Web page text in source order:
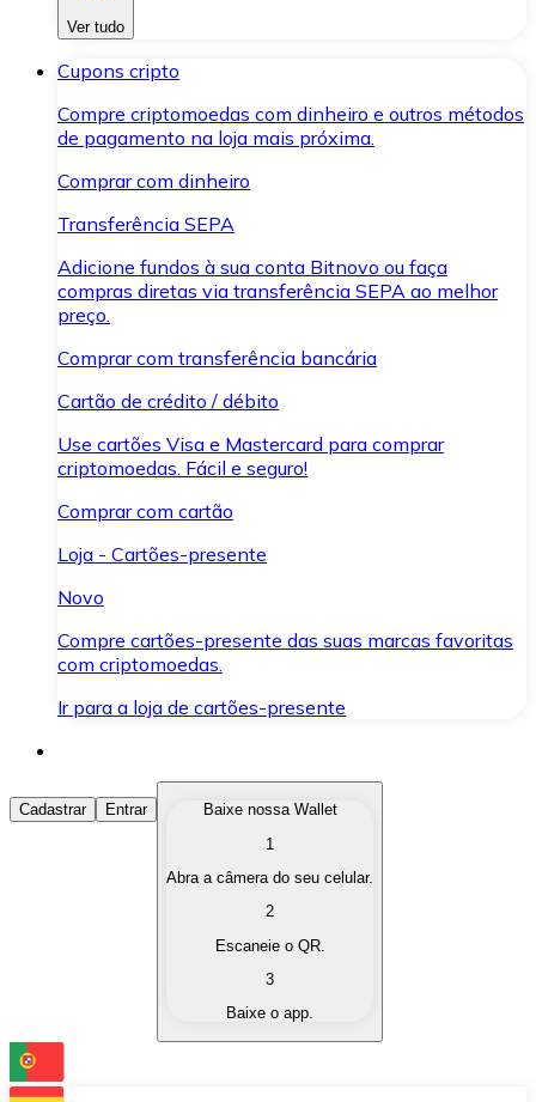
Ver tudo
Cupons cripto
Compre criptomoedas com dinheiro e outros métodos
de pagamento na loja mais próxima.
Comprar com dinheiro
Transferência SEPA
Adicione fundos à sua conta Bitnovo ou faça
compras diretas via transferência SEPA ao melhor
preço.
Comprar com transferência bancária
Cartão de crédito / débito
Use cartões Visa e Mastercard para comprar
criptomoedas. Fácil e seguro!
Comprar com cartão
Loja - Cartões-presente
Novo
Compre cartões-presente das suas marcas favoritas
com criptomoedas.
Ir para a loja de cartões-presente
Comprar Criptomoedas
Compre as criptomoedas de seu interesse de forma
Converta suas criptomoedas em moeda fiduciária
Troque uma criptomoeda por outra
Cadastrar Entrar
Baixe nossa Wallet
1
Abra a câmera do seu celular.
2
Escaneie o QR.
3
Baixe o app.